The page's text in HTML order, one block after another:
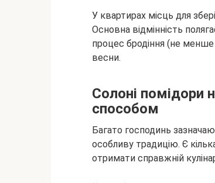
У квартирах місць для
Основна відмінність
процес бродіння (не
весни.
Солоні помідори
способом
Багато господинь
особливу традицію. Є
отримати справжній